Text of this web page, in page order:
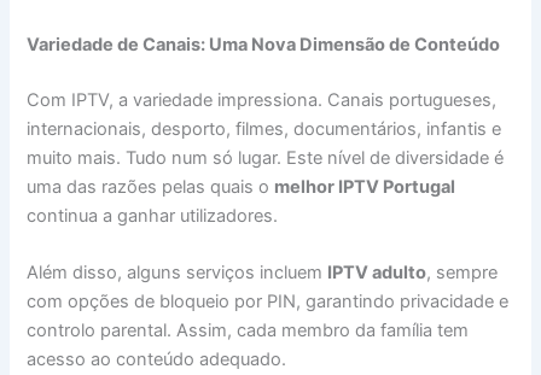
Variedade de Canais: Uma Nova Dimensão de Conteúdo
Com IPTV, a variedade impressiona. Canais portugueses,
internacionais, desporto, filmes, documentários, infantis e
muito mais. Tudo num só lugar. Este nível de diversidade é
uma das razões pelas quais o melhor IPTV Portugal
continua a ganhar utilizadores.
Além disso, alguns serviços incluem IPTV adulto, sempre
com opções de bloqueio por PIN, garantindo privacidade e
controlo parental. Assim, cada membro da família tem
acesso ao conteúdo adequado.